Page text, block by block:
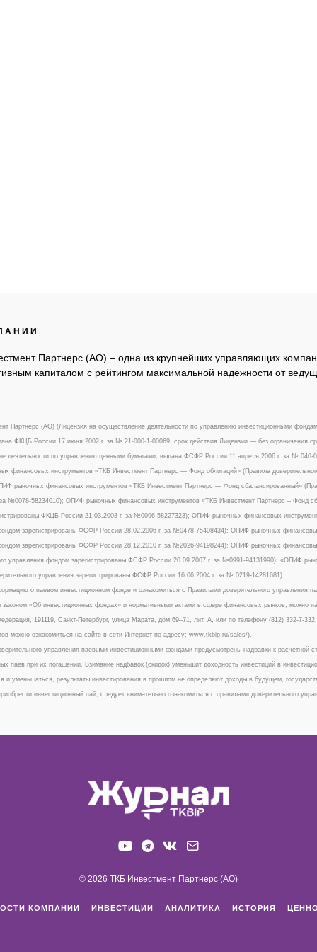
Партнерс (АО) – одна из крупнейших управляющих
капиталом с рейтингом максимальной надежности от
Партнерс (АО) (Лицензия на осуществление деятельности по управлению инвестиционными
ФКЦБ России 17 июня 2002 г. за № 21-000-1-00069, срок действия Лицензии — без ограничения
деятельности по управлению ценными бумагами, выдана ФСФР России 11 апреля 2006 г. за № 040-
финансовых инструментов «ТКБ Инвестмент Партнерс — Фонд облигаций» (Правила
рыночных финансовых инструментов «ТКБ Инвестмент Партнерс — Фонд сбалансированный»
№0078-58234010); ОПИФ рыночных финансовых инструментов «ТКБ Инвестмент Партнерс – Фонд
ФКЦБ России 21.03.2003 г. за №0096-58227323); ОПИФ рыночных финансовых
зарегистрированы ФСФР России 28.02.2006 г. за №0478-75408434); ОПИФ рыночных
зарегистрированы ФСФР России 28.12.2010 г. за №2026-94198244); ОПИФ рыночных
управления фондом зарегистрированы ФСФР России 20.09.2007 г. за №0991-94131990); «ОПИФ
управления зарегистрированы ФСФР России 16.06.2004 г. за № 0219-14281681).
о паевом инвестиционном фонде и ознакомиться с Правилами доверительного
«Об инвестиционных фондах» и нормативными актами в сфере финансовых рынков, можно
191119, Санкт-Петербург, улица Марата, дом 69–71, лит. А, или по телефону (812) 332-7-
можно ознакомиться на сайте в сети Интернет по адресу: www.tkbip.ru/sales/).
управления паевыми инвестиционными фондами предусмотрены надбавки к расчетной
паев при их погашении. Взимание надбавок (скидок) уменьшит доходность инвестиций в
и уменьшаться, результаты инвестирования в прошлом не определяют доходы в будущем,
инвестиционный пай, следует внимательно ознакомиться с правилами доверительного
© 2026 ТКБ Инвестмент Партнерс (АО)
КОМПАНИИ ИНВЕСТИЦИИ АНАЛИТИКА ИСТОРИЯ